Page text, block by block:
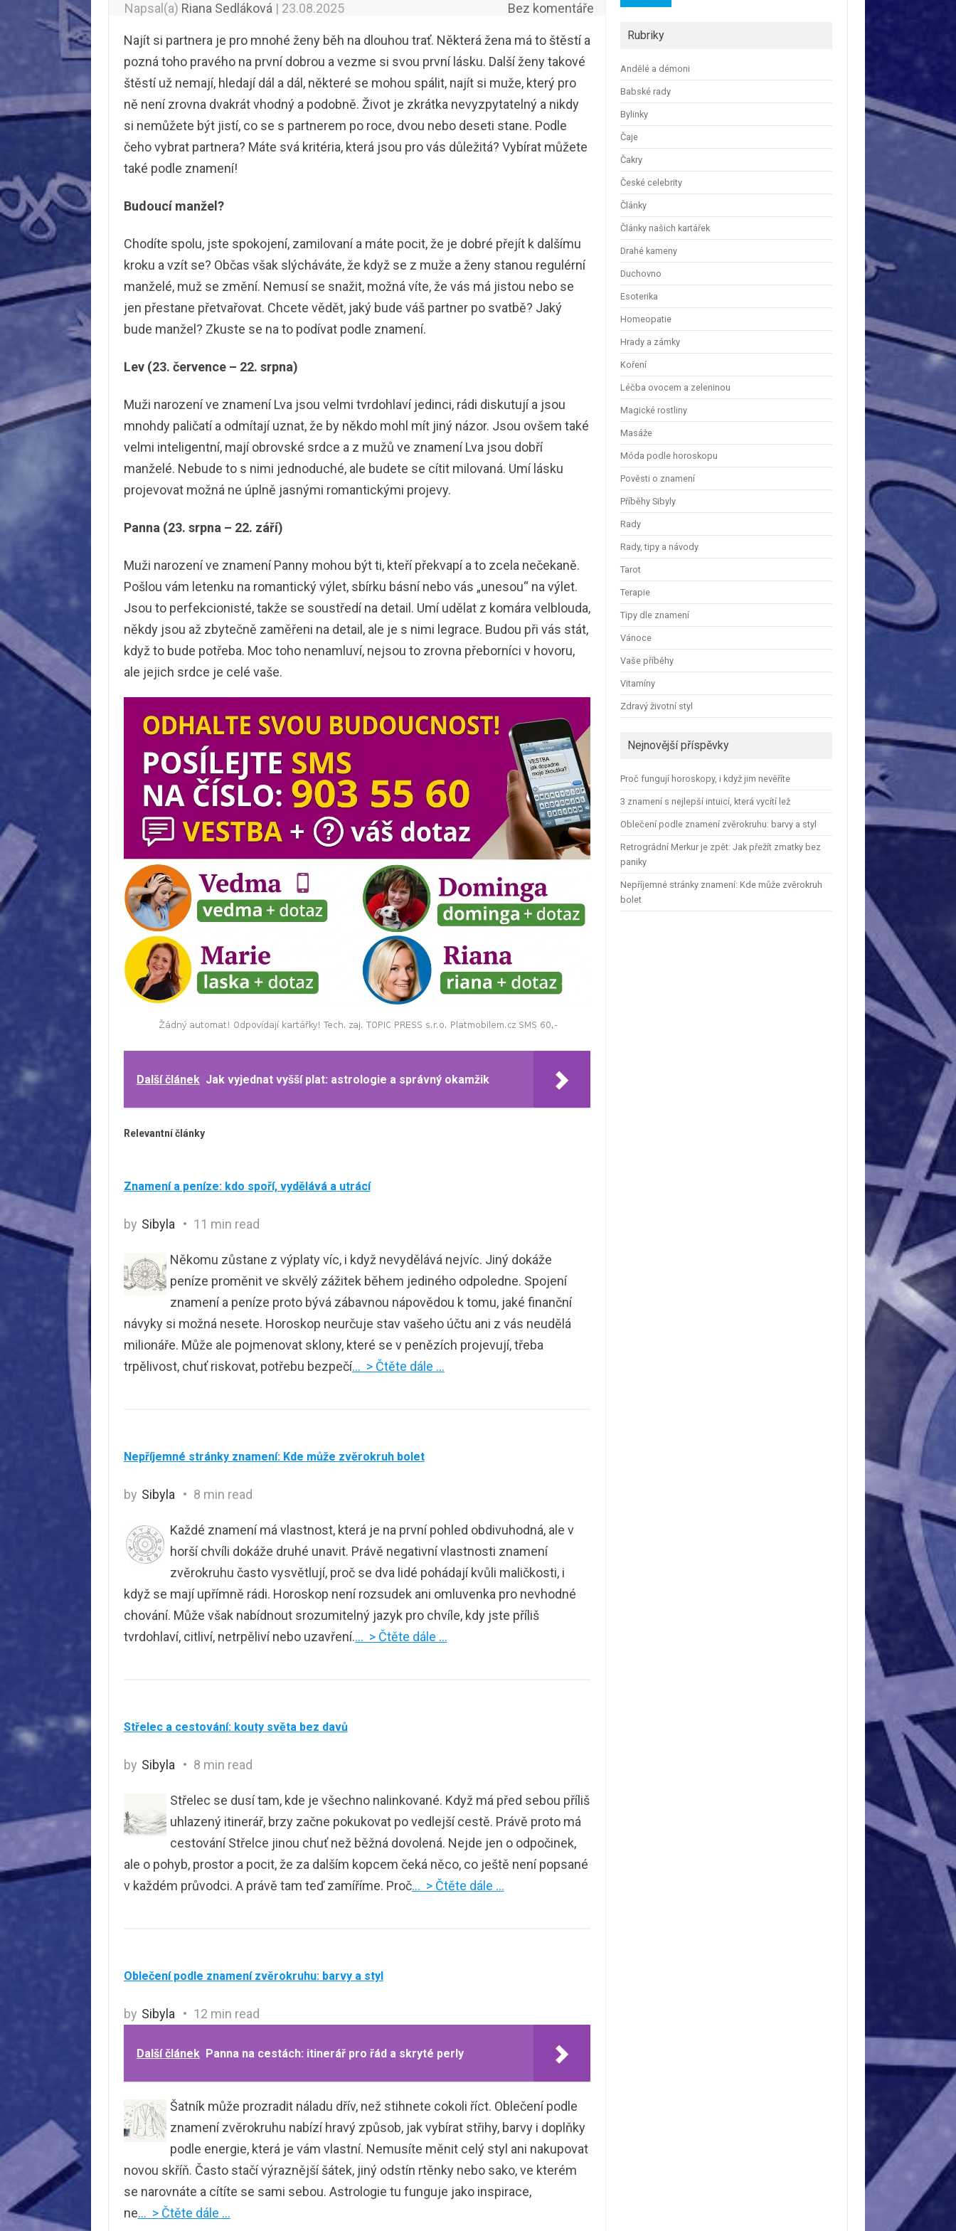
Napsal(a) Riana Sedláková | 23.08.2025 Bez komentáře
Najít si partnera je pro mnohé ženy běh na dlouhou trať. Některá žena má to štěstí a
pozná toho pravého na první dobrou a vezme si svou první lásku. Další ženy takové
štěstí už nemají, hledají dál a dál, některé se mohou spálit, najít si muže, který pro
ně není zrovna dvakrát vhodný a podobně. Život je zkrátka nevyzpytatelný a nikdy
si nemůžete být jistí, co se s partnerem po roce, dvou nebo deseti stane. Podle
čeho vybrat partnera? Máte svá kritéria, která jsou pro vás důležitá? Vybírat můžete
také podle znamení!
Budoucí manžel?
Chodíte spolu, jste spokojení, zamilovaní a máte pocit, že je dobré přejít k dalšímu
kroku a vzít se? Občas však slýcháváte, že když se z muže a ženy stanou regulérní
manželé, muž se změní. Nemusí se snažit, možná víte, že vás má jistou nebo se
jen přestane přetvařovat. Chcete vědět, jaký bude váš partner po svatbě? Jaký
bude manžel? Zkuste se na to podívat podle znamení.
Lev (23. července – 22. srpna)
Muži narození ve znamení Lva jsou velmi tvrdohlaví jedinci, rádi diskutují a jsou
mnohdy paličatí a odmítají uznat, že by někdo mohl mít jiný názor. Jsou ovšem také
velmi inteligentní, mají obrovské srdce a z mužů ve znamení Lva jsou dobří
manželé. Nebude to s nimi jednoduché, ale budete se cítit milovaná. Umí lásku
projevovat možná ne úplně jasnými romantickými projevy.
Panna (23. srpna – 22. září)
Muži narození ve znamení Panny mohou být ti, kteří překvapí a to zcela nečekaně.
Pošlou vám letenku na romantický výlet, sbírku básní nebo vás „unesou“ na výlet.
Jsou to perfekcionisté, takže se soustředí na detail. Umí udělat z komára velblouda,
někdy jsou až zbytečně zaměřeni na detail, ale je s nimi legrace. Budou při vás stát,
když to bude potřeba. Moc toho nenamluví, nejsou to zrovna přeborníci v hovoru,
ale jejich srdce je celé vaše.
Další článek Jak vyjednat vyšší plat: astrologie a správný okamžik
Relevantní články
Znamení a peníze: kdo spoří, vydělává a utrácí
by Sibyla 11 min read
Někomu zůstane z výplaty víc, i když nevydělává nejvíc. Jiný dokáže
peníze proměnit ve skvělý zážitek během jediného odpoledne. Spojení
znamení a peníze proto bývá zábavnou nápovědou k tomu, jaké finanční
návyky si možná nesete. Horoskop neurčuje stav vašeho účtu ani z vás neudělá
milionáře. Může ale pojmenovat sklony, které se v penězích projevují, třeba
trpělivost, chuť riskovat, potřebu bezpečí… > Čtěte dále …
Nepříjemné stránky znamení: Kde může zvěrokruh bolet
by Sibyla 8 min read
Každé znamení má vlastnost, která je na první pohled obdivuhodná, ale v
horší chvíli dokáže druhé unavit. Právě negativní vlastnosti znamení
zvěrokruhu často vysvětlují, proč se dva lidé pohádají kvůli maličkosti, i
když se mají upřímně rádi. Horoskop není rozsudek ani omluvenka pro nevhodné
chování. Může však nabídnout srozumitelný jazyk pro chvíle, kdy jste příliš
tvrdohlaví, citliví, netrpěliví nebo uzavření.… > Čtěte dále …
Střelec a cestování: kouty světa bez davů
by Sibyla 8 min read
Střelec se dusí tam, kde je všechno nalinkované. Když má před sebou příliš
uhlazený itinerář, brzy začne pokukovat po vedlejší cestě. Právě proto má
cestování Střelce jinou chuť než běžná dovolená. Nejde jen o odpočinek,
ale o pohyb, prostor a pocit, že za dalším kopcem čeká něco, co ještě není popsané
v každém průvodci. A právě tam teď zamíříme. Proč… > Čtěte dále …
Oblečení podle znamení zvěrokruhu: barvy a styl
by Sibyla 12 min read
Další článek Panna na cestách: itinerář pro řád a skryté perly
Šatník může prozradit náladu dřív, než stihnete cokoli říct. Oblečení podle
znamení zvěrokruhu nabízí hravý způsob, jak vybírat střihy, barvy i doplňky
podle energie, která je vám vlastní. Nemusíte měnit celý styl ani nakupovat
novou skříň. Často stačí výraznější šátek, jiný odstín rtěnky nebo sako, ve kterém
se narovnáte a cítíte se sami sebou. Astrologie tu funguje jako inspirace,
ne… > Čtěte dále …
Rubriky
Andělé a démoni
Babské rady
Bylinky
Čaje
Čakry
České celebrity
Články
Články našich kartářek
Drahé kameny
Duchovno
Esoterika
Homeopatie
Hrady a zámky
Koření
Léčba ovocem a zeleninou
Magické rostliny
Masáže
Móda podle horoskopu
Pověsti o znamení
Příběhy Sibyly
Rady
Rady, tipy a návody
Tarot
Terapie
Tipy dle znamení
Vánoce
Vaše příběhy
Vitamíny
Zdravý životní styl
Nejnovější příspěvky
Proč fungují horoskopy, i když jim nevěříte
3 znamení s nejlepší intuicí, která vycítí lež
Oblečení podle znamení zvěrokruhu: barvy a styl
Retrográdní Merkur je zpět: Jak přežít zmatky bez
paniky
Nepříjemné stránky znamení: Kde může zvěrokruh
bolet